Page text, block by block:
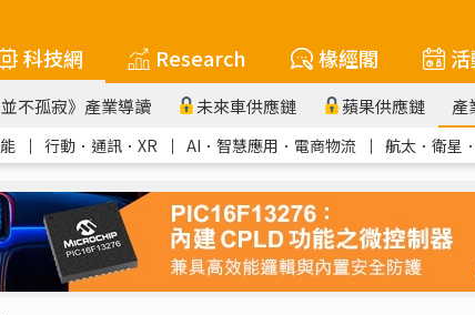
科技網 Research 椽經閣
並不孤寂》產業導讀 未來車供應鏈 蘋果供應鏈 產
｜ 行動．通訊．XR ｜ AI．智慧應用．電商物流 ｜ 航太．衛星